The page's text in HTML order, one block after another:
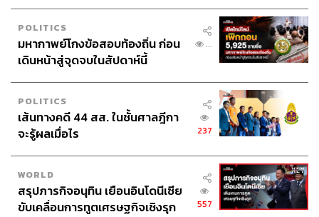
สำเร็จในธุรกิจอื่นแล้วมาทำทีมฟุตบอลคงไม่เข้าใจ
“พวกเขาคุ้นเคยกับความสามารถในการซื้อทุกอย่างด้วยเงิน
แต่ไม่ใช่ความสำเร็จแบบนี้ คุณไม่สามารถซื้อประวัติศาสตร์​
116 ปีของสโมสรเรอัล มาดริด ตำนานที่นักเตะได้สร้าง และ
ความรู้สึกต่างๆ ที่พวกเขาได้ทิ้งไว้ในห้องแต่งตัว หรือยีน
ความสำเร็จที่ถูกสืบทอดต่อโดยเซร์คิโอ รามอส และคริสเตีย
โน โรนัลโด จากนักเตะอย่างอัลเฟรโด ดี สเตฟาโน
“ทำให้เจ้าของสโมสรทีมอื่นๆ ที่มีเช็คอยู่ในมือมองทีมมาดริด
แล้วถามว่าจะซื้อความสำเร็จแบบนี้ได้อย่างไร ขอโทษนะ
คุณซื้อไม่ได้ ขอโทษด้วย”
POLITICS
มหากาพย์โกงข้อสอบท้องถิ่น ก่อน
เดินหน้าสู่จุดจบในสัปดาห์นี้
...
POLITICS
เส้นทางคดี 44 สส. ในชั้นศาลฎีกา
จะรู้ผลเมื่อไร
237
WORLD
สรุปภารกิจอนุทิน เยือนอินโดนีเซีย
ขับเคลื่อนการทูตเศรษฐกิจเชิงรุก
557